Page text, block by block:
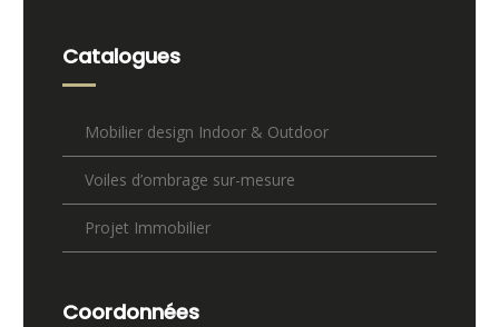
Catalogues
Mobilier design Indoor & Outdoor
Voiles d’ombrage sur-mesure
Projet Immobilier
Coordonnées